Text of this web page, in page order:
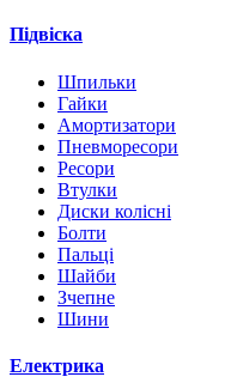
Підвіска
Шпильки
Гайки
Амортизатори
Пневморесори
Ресори
Втулки
Диски колісні
Болти
Пальці
Шайби
Зчепне
Шини
Електрика